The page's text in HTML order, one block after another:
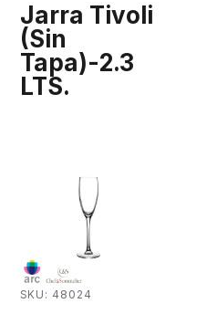
Jarra Tivoli
(Sin
Tapa)-2.3
LTS.
SKU: 48024